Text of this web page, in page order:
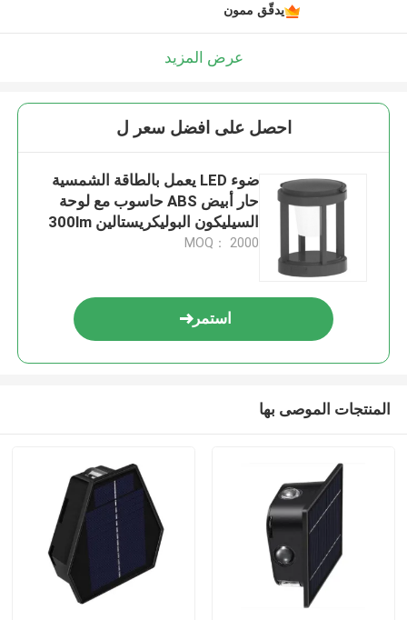
يدقّق ممون
عرض المزيد
احصل على افضل سعر ل
ضوء LED يعمل بالطاقة الشمسية
حار أبيض ABS حاسوب مع لوحة
السيليكون البوليكريستالين 300lm
18650 بطارية
MOQ： 2000
استمر
المنتجات الموصى بها